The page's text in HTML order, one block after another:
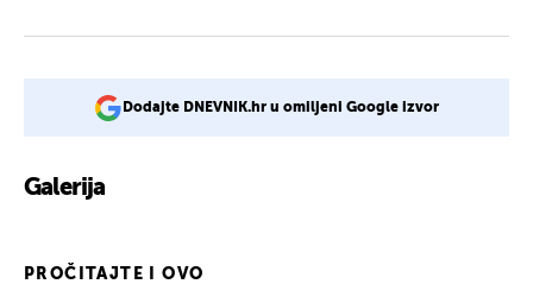
Dodajte DNEVNIK.hr u omiljeni Google izvor
Galerija
PROČITAJTE I OVO